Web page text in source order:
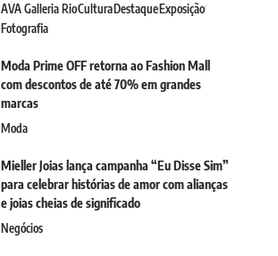
AVA Galleria RioCulturaDestaqueExposição
Fotografia
Moda Prime OFF retorna ao Fashion Mall
com descontos de até 70% em grandes
marcas
Moda
Mieller Joias lança campanha “Eu Disse Sim”
para celebrar histórias de amor com alianças
e joias cheias de significado
Negócios